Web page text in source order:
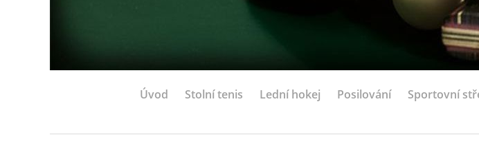
Úvod Stolní tenis Lední hokej Posilování Sportovní